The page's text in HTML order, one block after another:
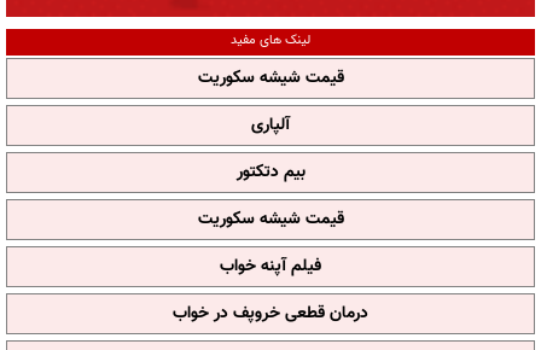
لینک های مفید
قیمت شیشه سکوریت
آلپاری
بیم دتکتور
قیمت شیشه سکوریت
فیلم آپنه خواب
درمان قطعی خروپف در خواب